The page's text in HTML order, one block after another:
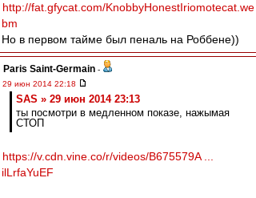
http://fat.gfycat.com/KnobbyHonestIriomotecat.we
bm
Но в первом тайме был пеналь на Роббене))
Paris Saint-Germain -
29 июн 2014 22:18
SAS » 29 июн 2014 23:13
ты посмотри в медленном показе, нажымая
СТОП
https://v.cdn.vine.co/r/videos/B675579A ...
ilLrfaYuEF